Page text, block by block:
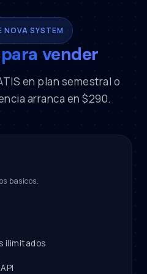
NOVA SYSTEM
vender
en plan semestral o
arranca en $290.
basicos.
ilimitados